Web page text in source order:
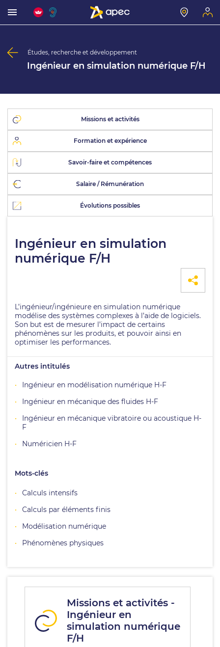
Études, recherche et développement
Ingénieur en simulation numérique F/H
Missions et activités
Formation et expérience
Savoir-faire et compétences
Salaire / Rémunération
Évolutions possibles
Ingénieur en simulation
numérique F/H
L’ingénieur/ingénieure en simulation numérique
modélise des systèmes complexes à l’aide de logiciels.
Son but est de mesurer l’impact de certains
phénomènes sur les produits, et pouvoir ainsi en
optimiser les performances.
Autres intitulés
Ingénieur en modélisation numérique H-F
Ingénieur en mécanique des fluides H-F
Ingénieur en mécanique vibratoire ou acoustique H-
F
Numéricien H-F
Mots-clés
Calculs intensifs
Calculs par éléments finis
Modélisation numérique
Phénomènes physiques
Missions et activités -
Ingénieur en
simulation numérique
F/H